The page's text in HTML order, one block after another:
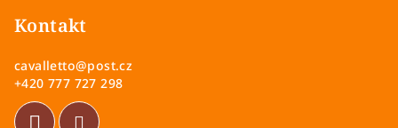
Kontakt
cavalletto@post.cz
+420 777 727 298